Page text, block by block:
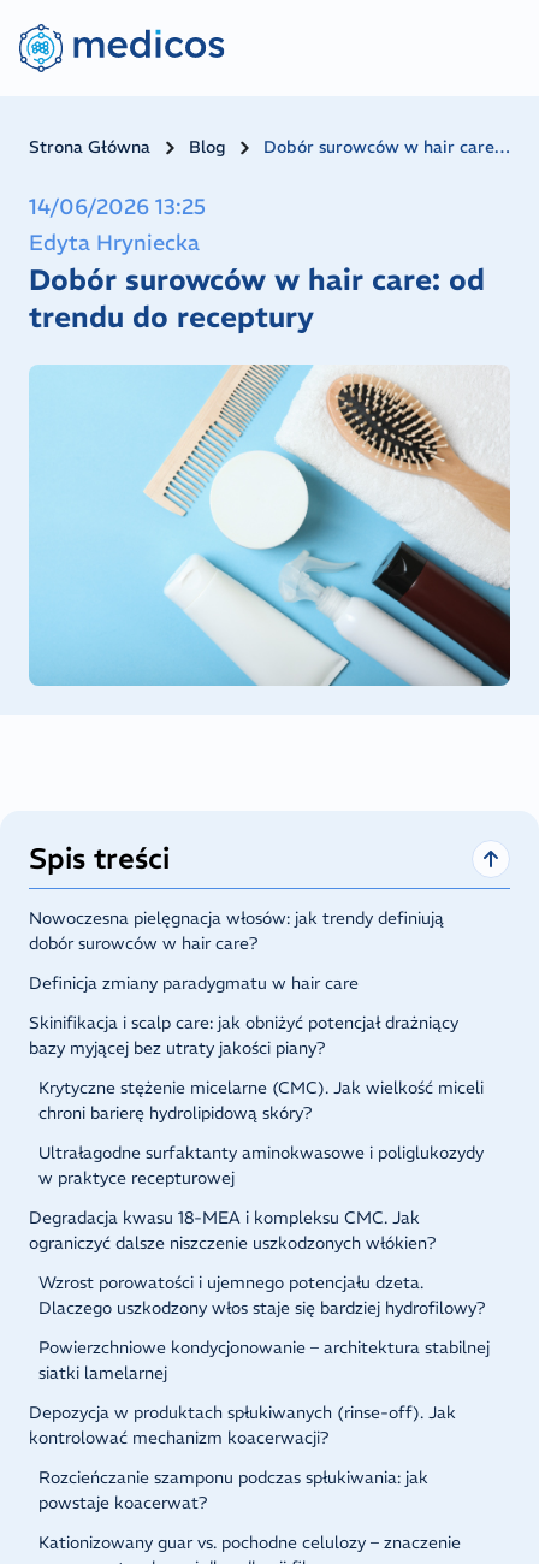
Strona Główna Blog Dobór surowców w hair care: od trendu do receptury
14/06/2026 13:25
Edyta Hryniecka
Dobór surowców w hair care: od
trendu do receptury
Spis treści
Nowoczesna pielęgnacja włosów: jak trendy definiują
dobór surowców w hair care?
Definicja zmiany paradygmatu w hair care
Skinifikacja i scalp care: jak obniżyć potencjał drażniący
bazy myjącej bez utraty jakości piany?
Krytyczne stężenie micelarne (CMC). Jak wielkość miceli
chroni barierę hydrolipidową skóry?
Ultrałagodne surfaktanty aminokwasowe i poliglukozydy
w praktyce recepturowej
Degradacja kwasu 18-MEA i kompleksu CMC. Jak
ograniczyć dalsze niszczenie uszkodzonych włókien?
Wzrost porowatości i ujemnego potencjału dzeta.
Dlaczego uszkodzony włos staje się bardziej hydrofilowy?
Powierzchniowe kondycjonowanie – architektura stabilnej
siatki lamelarnej
Depozycja w produktach spłukiwanych (rinse-off). Jak
kontrolować mechanizm koacerwacji?
Rozcieńczanie szamponu podczas spłukiwania: jak
powstaje koacerwat?
Kationizowany guar vs. pochodne celulozy – znaczenie